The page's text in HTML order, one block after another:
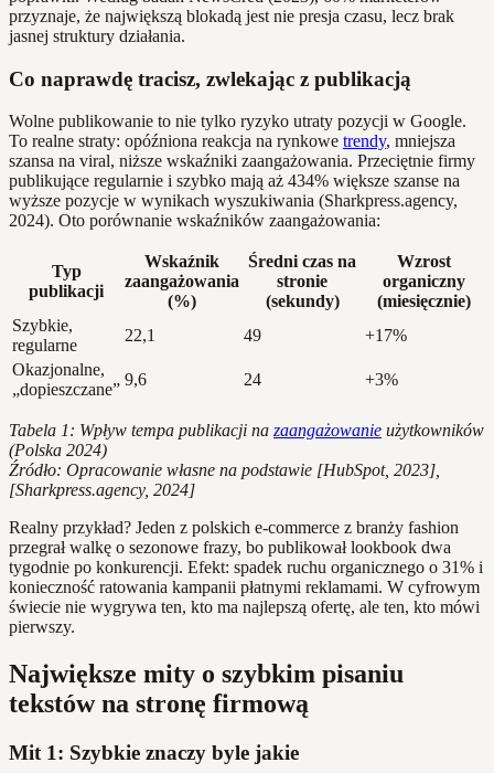
przyznaje, że największą blokadą jest nie presja czasu, lecz brak
jasnej struktury działania.
Co naprawdę tracisz, zwlekając z publikacją
Wolne publikowanie to nie tylko ryzyko utraty pozycji w Google.
To realne straty: opóźniona reakcja na rynkowe trendy, mniejsza
szansa na viral, niższe wskaźniki zaangażowania. Przeciętnie firmy
publikujące regularnie i szybko mają aż 434% większe szanse na
wyższe pozycje w wynikach wyszukiwania (Sharkpress.agency,
2024). Oto porównanie wskaźników zaangażowania:
Typ
publikacji
Wskaźnik
zaangażowania
(%)
Średni czas na
stronie
(sekundy)
Wzrost
organiczny
(miesięcznie)
Szybkie,
regularne
22,1 49
+17%
Okazjonalne,
„dopieszczane”
9,6 24 +3%
Tabela 1: Wpływ tempa publikacji na zaangażowanie użytkowników
(Polska 2024)
Źródło: Opracowanie własne na podstawie [HubSpot, 2023],
[Sharkpress.agency, 2024]
Realny przykład? Jeden z polskich e-commerce z branży fashion
przegrał walkę o sezonowe frazy, bo publikował lookbook dwa
tygodnie po konkurencji. Efekt: spadek ruchu organicznego o 31% i
konieczność ratowania kampanii płatnymi reklamami. W cyfrowym
świecie nie wygrywa ten, kto ma najlepszą ofertę, ale ten, kto mówi
pierwszy.
Największe mity o szybkim pisaniu
tekstów na stronę firmową
Mit 1: Szybkie znaczy byle jakie